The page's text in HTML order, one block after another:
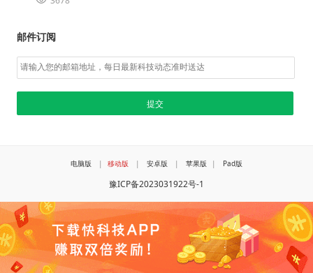
邮件订阅
电脑版 | 移动版 | 安卓版 | 苹果版 | Pad版
豫ICP备2023031922号-1